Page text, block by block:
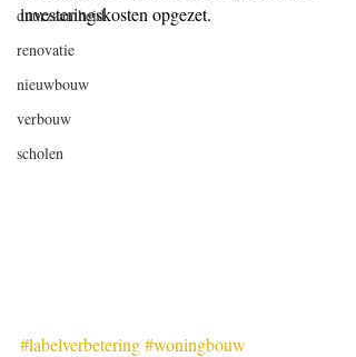
duurzaamheid
renovatie
nieuwbouw
verbouw
scholen
investeringskosten opgezet.
#labelverbetering#woningbouw